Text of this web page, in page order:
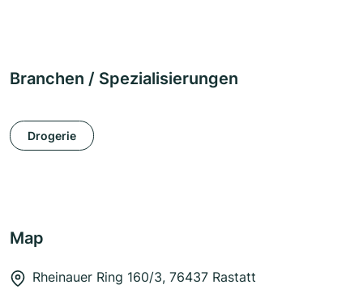
Branchen / Spezialisierungen
Drogerie
Map
Rheinauer Ring 160/3, 76437 Rastatt